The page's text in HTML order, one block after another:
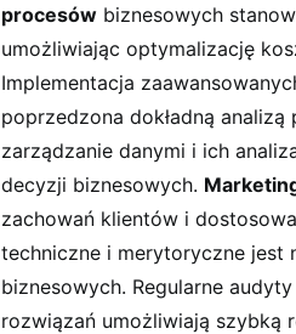
procesów biznesowych
umożliwiając optymalizację
Implementacja
poprzedzona dokładną
zarządzanie danymi i ich
decyzji biznesowych.
zachowań klientów i
techniczne i merytoryczne jest
biznesowych. Regularne
rozwiązań umożliwiają szybką